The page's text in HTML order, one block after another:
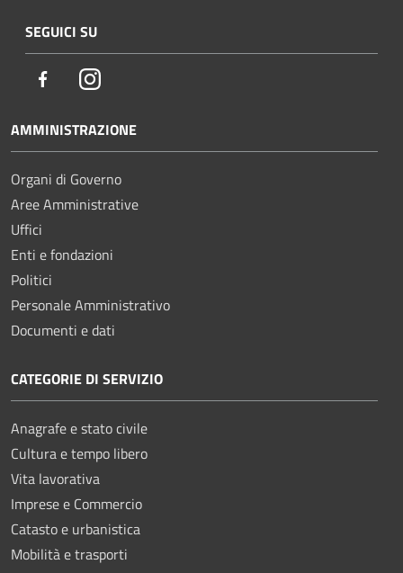
SEGUICI SU
FacebookInstagram
AMMINISTRAZIONE
Organi di Governo
Aree Amministrative
Uffici
Enti e fondazioni
Politici
Personale Amministrativo
Documenti e dati
CATEGORIE DI SERVIZIO
Anagrafe e stato civile
Cultura e tempo libero
Vita lavorativa
Imprese e Commercio
Catasto e urbanistica
Mobilità e trasporti